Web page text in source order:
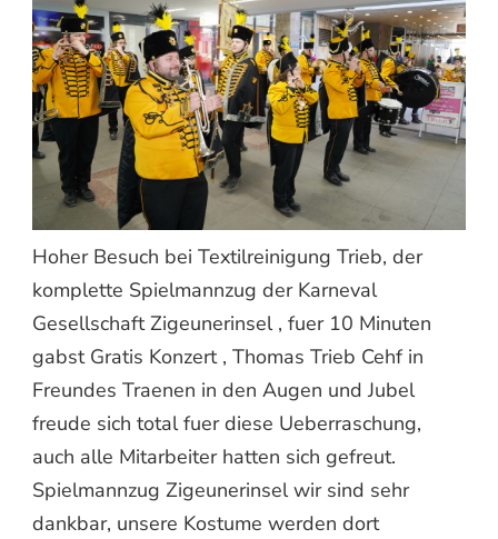
Hoher Besuch bei Textilreinigung Trieb, der
komplette Spielmannzug der Karneval
Gesellschaft Zigeunerinsel , fuer 10 Minuten
gabst Gratis Konzert , Thomas Trieb Cehf in
Freundes Traenen in den Augen und Jubel
freude sich total fuer diese Ueberraschung,
auch alle Mitarbeiter hatten sich gefreut.
Spielmannzug Zigeunerinsel wir sind sehr
dankbar, unsere Kostume werden dort